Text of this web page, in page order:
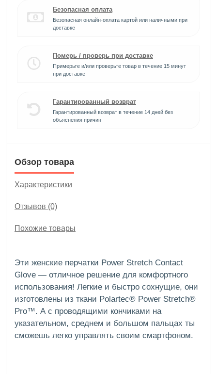
Безопасная оплата
Безопасная онлайн-оплата картой или наличными при
доставке
Померь / проверь при доставке
Примерьте и/или проверьте товар в течение 15 минут
при доставке
Гарантированный возврат
Гарантированный возврат в течение 14 дней без
объяснения причин
Обзор товара
Характеристики
Отзывов (0)
Похожие товары
Эти женские перчатки Power Stretch Contact
Glove — отличное решение для комфортного
использования! Легкие и быстро сохнущие, они
изготовлены из ткани Polartec® Power Stretch®
Pro™. А с проводящими кончиками на
указательном, среднем и большом пальцах ты
сможешь легко управлять своим смартфоном.